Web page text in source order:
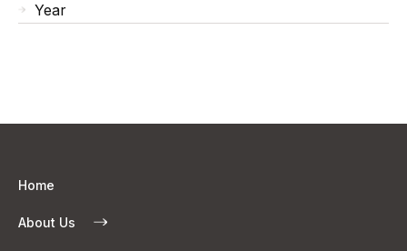
Year
Home
About Us